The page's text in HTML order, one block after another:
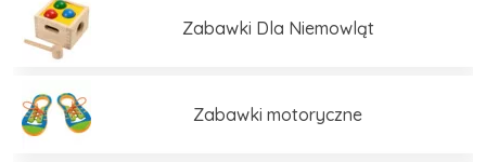
Zabawki Dla Niemowląt
Zabawki motoryczne